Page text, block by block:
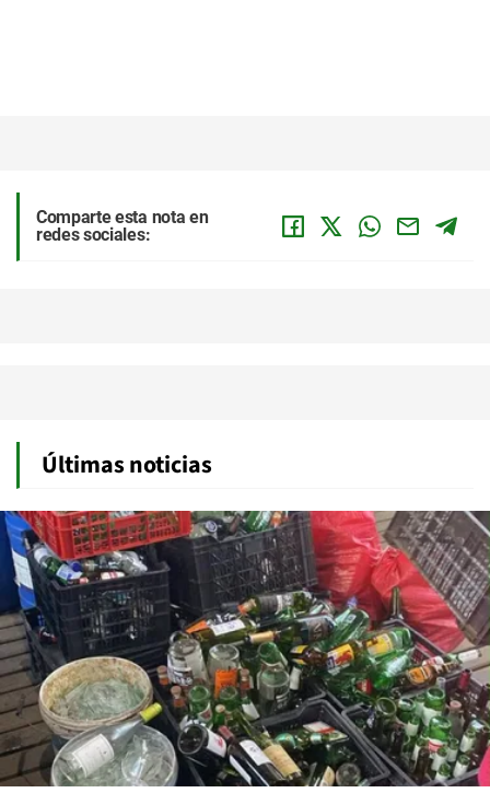
Comparte esta nota en
redes sociales:
Últimas noticias